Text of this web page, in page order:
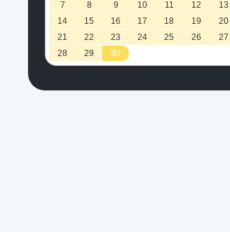
7
8 9 10 11 12
13
14
15 16 17 18 19
20
21
22 23 24 25 26
27
28
29 30